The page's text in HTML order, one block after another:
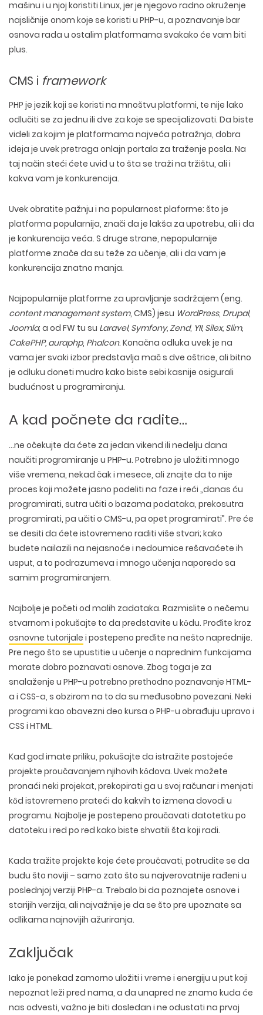
mašinu i u njoj koristiti Linux, jer je njegovo radno okruženje
najsličnije onom koje se koristi u PHP-u, a poznavanje bar
osnova rada u ostalim platformama svakako će vam biti
plus.
CMS i framework
PHP je jezik koji se koristi na mnoštvu platformi, te nije lako
odlučiti se za jednu ili dve za koje se specijalizovati. Da biste
videli za kojim je platformama najveća potražnja, dobra
ideja je uvek pretraga onlajn portala za traženje posla. Na
taj način steći ćete uvid u to šta se traži na tržištu, ali i
kakva vam je konkurencija.
Uvek obratite pažnju i na popularnost plaforme: što je
platforma popularnija, znači da je lakša za upotrebu, ali i da
je konkurencija veća. S druge strane, nepopularnije
platforme znače da su teže za učenje, ali i da vam je
konkurencija znatno manja.
Najpopularnije platforme za upravljanje sadržajem (eng.
content management system, CMS) jesu WordPress, Drupal,
Joomla; a od FW tu su Laravel, Symfony, Zend, YII, Silex, Slim,
CakePHP, auraphp, Phalcon. Konačna odluka uvek je na
vama jer svaki izbor predstavlja mač s dve oštrice, ali bitno
je odluku doneti mudro kako biste sebi kasnije osigurali
budućnost u programiranju.
A kad počnete da radite…
…ne očekujte da ćete za jedan vikend ili nedelju dana
naučiti programiranje u PHP-u. Potrebno je uložiti mnogo
više vremena, nekad čak i mesece, ali znajte da to nije
proces koji možete jasno podeliti na faze i reći „danas ću
programirati, sutra učiti o bazama podataka, prekosutra
programirati, pa učiti o CMS-u, pa opet programirati”. Pre će
se desiti da ćete istovremeno raditi više stvari; kako
budete nailazili na nejasnoće i nedoumice rešavaćete ih
usput, a to podrazumeva i mnogo učenja naporedo sa
samim programiranjem.
Najbolje je početi od malih zadataka. Razmislite o nečemu
stvarnom i pokušajte to da predstavite u kȏdu. Prođite kroz
osnovne tutorijale i postepeno pređite na nešto naprednije.
Pre nego što se upustitie u učenje o naprednim funkcijama
morate dobro poznavati osnove. Zbog toga je za
snalaženje u PHP-u potrebno prethodno poznavanje HTML-
a i CSS-a, s obzirom na to da su međusobno povezani. Neki
programi kao obavezni deo kursa o PHP-u obrađuju upravo i
CSS i HTML.
Kad god imate priliku, pokušajte da istražite postojeće
projekte proučavanjem njihovih kȏdova. Uvek možete
pronaći neki projekat, prekopirati ga u svoj računar i menjati
kȏd istovremeno prateći do kakvih to izmena dovodi u
programu. Najbolje je postepeno proučavati datotetku po
datoteku i red po red kako biste shvatili šta koji radi.
Kada tražite projekte koje ćete proučavati, potrudite se da
budu što noviji – samo zato što su najverovatnije rađeni u
poslednjoj verziji PHP-a. Trebalo bi da poznajete osnove i
starijih verzija, ali najvažnije je da se što pre upoznate sa
odlikama najnovijih ažuriranja.
Zaključak
Iako je ponekad zamorno uložiti i vreme i energiju u put koji
nepoznat leži pred nama, a da unapred ne znamo kuda će
nas odvesti, važno je biti dosledan i ne odustati na prvoj